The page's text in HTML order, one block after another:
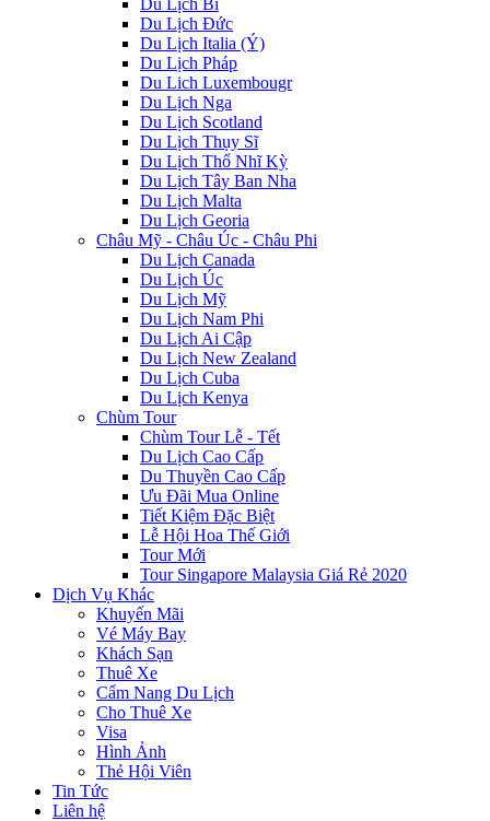
Du Lịch Đức
Du Lịch Italia (Ý)
Du Lịch Pháp
Du Lich Luxembougr
Du Lịch Nga
Du Lịch Scotland
Du Lịch Thụy Sĩ
Du Lịch Thổ Nhĩ Kỳ
Du Lịch Tây Ban Nha
Du Lịch Malta
Du Lịch Georia
Châu Mỹ - Châu Úc - Châu Phi
Du Lịch Canada
Du Lịch Úc
Du Lịch Mỹ
Du Lịch Nam Phi
Du Lịch Ai Cập
Du Lịch New Zealand
Du Lịch Cuba
Du Lịch Kenya
Chùm Tour
Chùm Tour Lễ - Tết
Du Lịch Cao Cấp
Du Thuyền Cao Cấp
Ưu Đãi Mua Online
Tiết Kiệm Đặc Biệt
Lễ Hội Hoa Thế Giới
Tour Mới
Tour Singapore Malaysia Giá Rẻ 2020
Dịch Vụ Khác
Khuyến Mãi
Vé Máy Bay
Khách Sạn
Thuê Xe
Cẩm Nang Du Lịch
Cho Thuê Xe
Visa
Hình Ảnh
Thẻ Hội Viên
Tin Tức
Liên hệ